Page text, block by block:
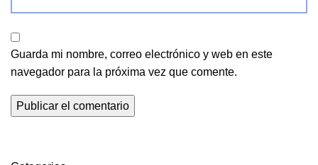
Guarda mi nombre, correo electrónico y web en este
navegador para la próxima vez que comente.